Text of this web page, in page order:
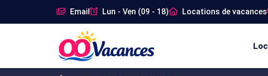
Email Lun - Ven (09 - 18) Locations de vacances